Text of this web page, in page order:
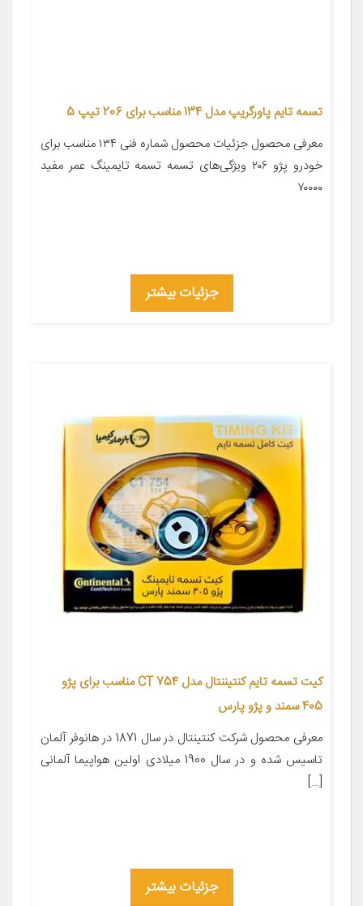
تسمه تایم پاورگریپ مدل 134 مناسب برای 206 تیپ 5
معرفی محصول جزئیات محصول شماره فنی ۱۳۴ مناسب برای
خودرو پژو ۲۰۶ ویژگی‌های تسمه تسمه تایمینگ عمر مفید
۷۰۰۰۰
جزئیات بیشتر
کیت تسمه تایم کنتیننتال مدل CT 754 مناسب برای پژو
405 سمند و پژو پارس
معرفی محصول شرکت کنتینتال در سال 1871 در هانوفر آلمان
تاسیس شده و در سال 1900 میلادی اولین هواپیما آلمانی
[…]
جزئیات بیشتر